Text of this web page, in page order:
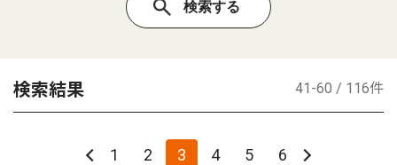
検索結果 41-60 / 116件
1 2 3 4 5 6